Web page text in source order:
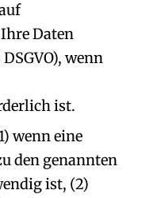
Daten
wenn
ist.
wenn eine
den genannten
ist, (2)